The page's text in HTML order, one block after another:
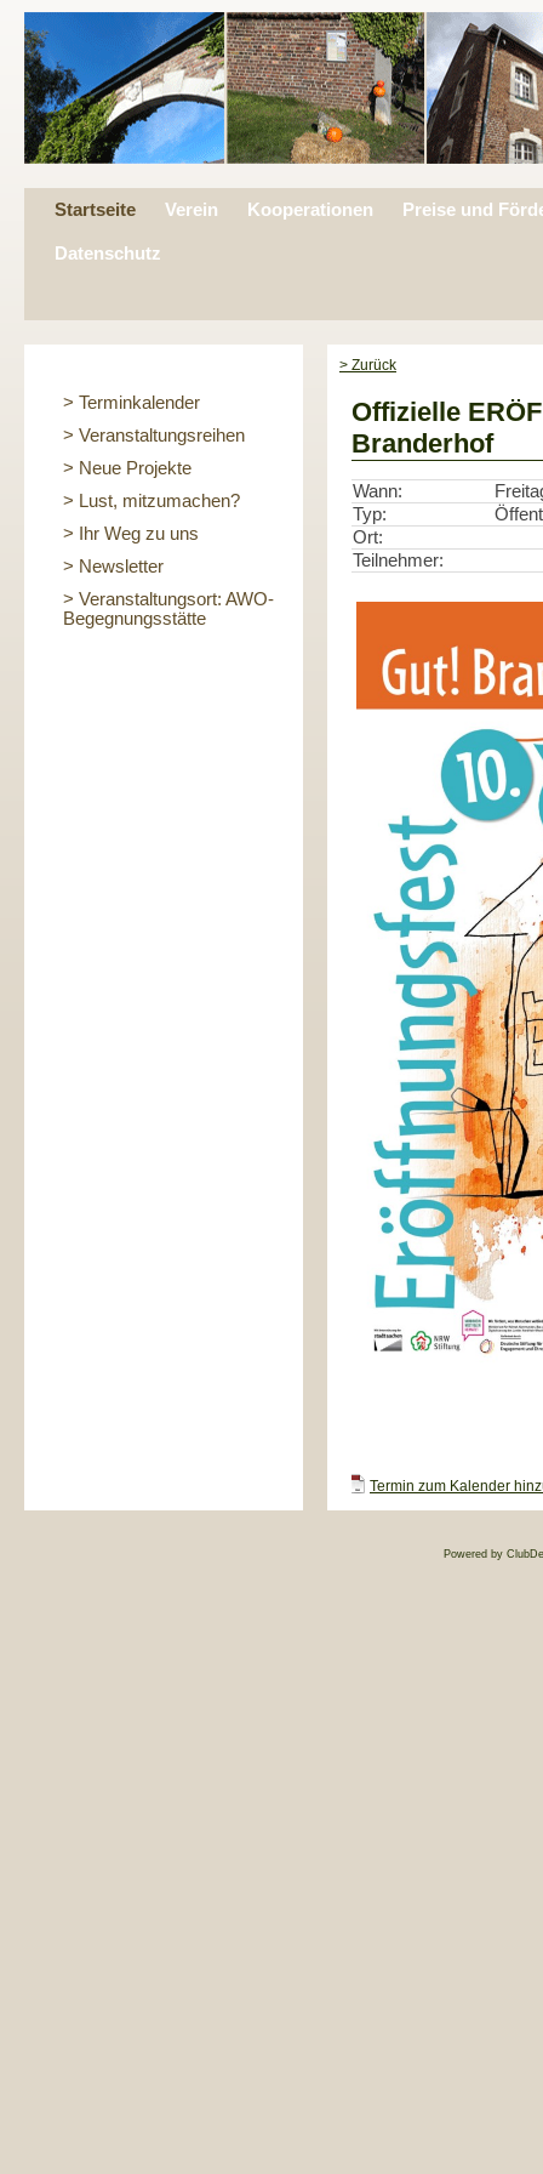
Startseite Verein Kooperationen Preise und
Datenschutz
> Terminkalender
> Veranstaltungsreihen
> Neue Projekte
> Lust, mitzumachen?
> Ihr Weg zu uns
> Newsletter
> Veranstaltungsort: AWO-
Begegnungsstätte
> Zurück
Offizielle
Branderhof
Wann:
Typ:
Ort:
Teilnehmer:
Termin zum Kalender
Powered by